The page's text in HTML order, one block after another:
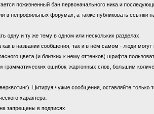
пожизненный бан первоначального ника и
в непрофильных форумах, а также публиковать ссылки
одну и ту же тему в одном или нескольких разделах.
в названии сообщения, так и в нём самом - люди могут
цвета (и близких к нему оттенков) шрифта
ошибок, жаргонных слов, большим
Цитируя чужие сообщения, оставляйте только
характера.
запрещены в подписях.